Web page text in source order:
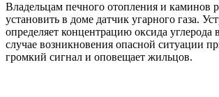
Владельцам печного отопления и каминов
установить в доме датчик угарного газа.
определяет концентрацию оксида углерода
случае возникновения опасной ситуации
громкий сигнал и оповещает жильцов.